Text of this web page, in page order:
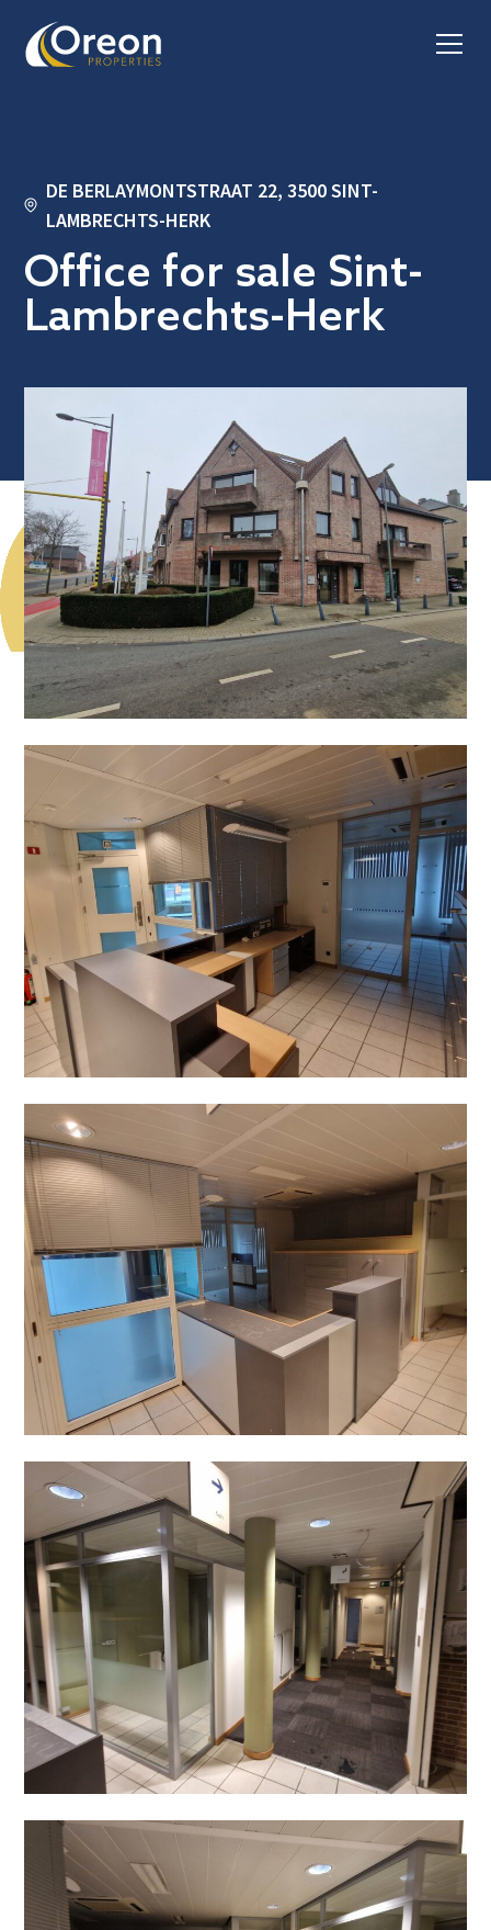
DE BERLAYMONTSTRAAT 22, 3500 SINT-
LAMBRECHTS-HERK
Office for sale Sint-
Lambrechts-Herk